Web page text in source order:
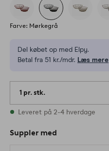
Farve: Mørkegrå
Del købet op med Elpy.
Betal fra 51 kr./mdr. Læs mere
1 pr. stk.
På lager
Leveret på 2-4 hverdage
Suppler med